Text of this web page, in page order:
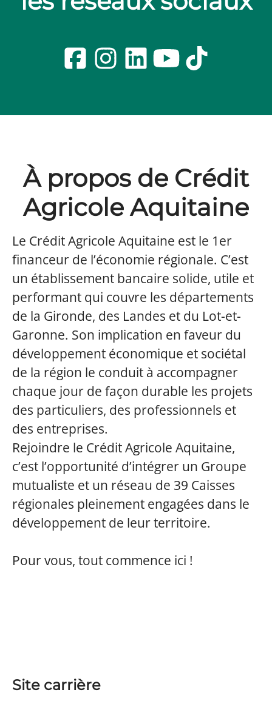
À propos de Crédit
Agricole Aquitaine
Le Crédit Agricole Aquitaine est le 1er
financeur de l’économie régionale. C’est
un établissement bancaire solide, utile et
performant qui couvre les départements
de la Gironde, des Landes et du Lot-et-
Garonne. Son implication en faveur du
développement économique et sociétal
de la région le conduit à accompagner
chaque jour de façon durable les projets
des particuliers, des professionnels et
des entreprises.
Rejoindre le Crédit Agricole Aquitaine,
c’est l’opportunité d’intégrer un Groupe
mutualiste et un réseau de 39 Caisses
régionales pleinement engagées dans le
développement de leur territoire.
Pour vous, tout commence ici !
Site carrière